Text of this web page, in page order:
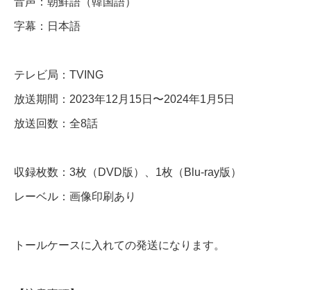
r
a
個
字幕：日本語
テレビ局：TVING
放送期間：2023年12月15日〜2024年1月5日
放送回数：全8話
収録枚数：3枚（DVD版）、1枚（Blu-ray版）
レーベル：画像印刷あり
トールケースに入れての発送になります。